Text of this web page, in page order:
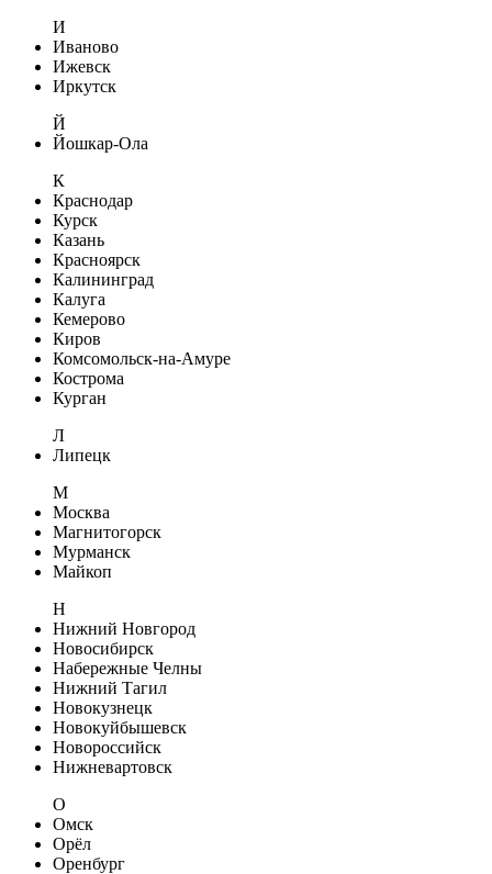
И
Иваново
Ижевск
Иркутск
Й
Йошкар-Ола
К
Краснодар
Курск
Казань
Красноярск
Калининград
Калуга
Кемерово
Киров
Комсомольск-на-Амуре
Кострома
Курган
Л
Липецк
М
Москва
Магнитогорск
Мурманск
Майкоп
Н
Нижний Новгород
Новосибирск
Набережные Челны
Нижний Тагил
Новокузнецк
Новокуйбышевск
Новороссийск
Нижневартовск
О
Омск
Орёл
Оренбург